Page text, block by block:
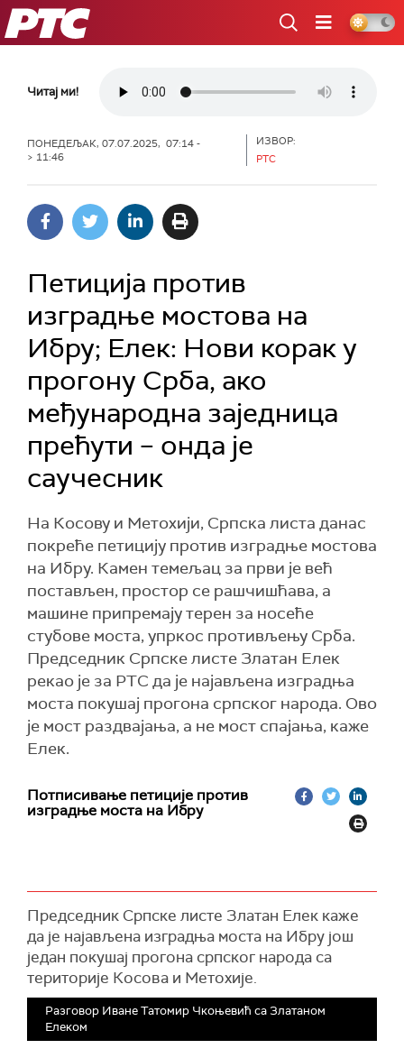
РТС
Читај ми!
ПОНЕДЕЉАК, 07.07.2025, 07:14 -
> 11:46
ИЗВОР:
РТС
Петиција против
изградње мостова на
Ибру; Елек: Нови корак у
прогону Срба, ако
међународна заједница
прећути – онда је
саучесник
На Косову и Метохији, Српска листа данас
покреће петицију против изградње мостoва
на Ибру. Камен темељац за први је већ
постављен, простор се рашчишћава, а
машине припремају терен за носеће
стубове моста, упркос противљењу Срба.
Председник Српске листе Златан Елек
рекао је за РТС да је најављена изградња
моста покушај прогона српског народа. Ово
је мост раздвајања, а не мост спајања, каже
Елек.
Потписивање петиције против
изградње моста на Ибру
Председник Српске листе Златан Елек каже
да је најављена изградња моста на Ибру још
један покушај прогона српског народа са
територије Косова и Метохије.
Разговор Иване Татомир Чкоњевић са Златаном
Елеком